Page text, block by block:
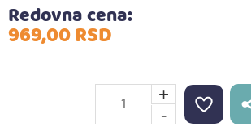
Redovna cena:
969,00RSD
+
-